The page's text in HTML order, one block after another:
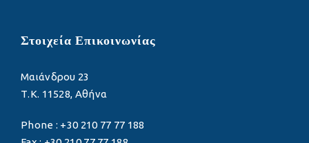
Στοιχεία Επικοινωνίας
Μαιάνδρου 23
Τ.Κ. 11528, Αθήνα
Phone : +30 210 77 77 188